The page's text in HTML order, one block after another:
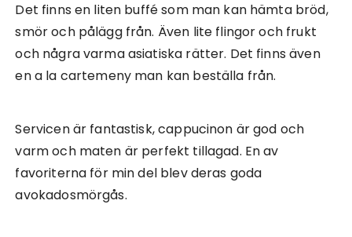
Det finns en liten buffé som man kan hämta bröd,
smör och pålägg från. Även lite flingor och frukt
och några varma asiatiska rätter. Det finns även
en a la cartemeny man kan beställa från.
Servicen är fantastisk, cappucinon är god och
varm och maten är perfekt tillagad. En av
favoriterna för min del blev deras goda
avokadosmörgås.